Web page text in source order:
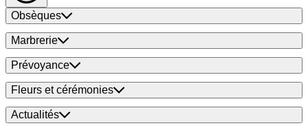
Obsèques
Marbrerie
Prévoyance
Fleurs et cérémonies
Actualités